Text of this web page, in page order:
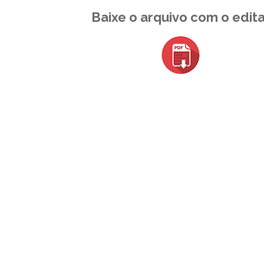
Baixe o arquivo com o